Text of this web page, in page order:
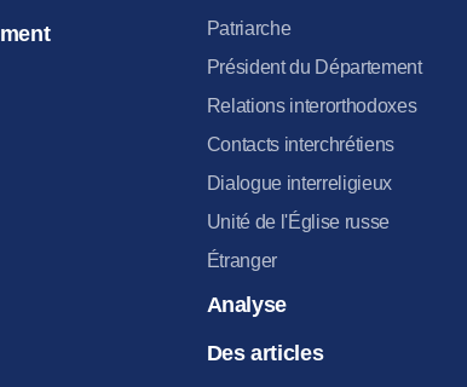
Patriarche
Président du Département
Relations interorthodoxes
Contacts interchrétiens
Dialogue interreligieux
Unité de l'Église russe
Étranger
Analyse
Des articles